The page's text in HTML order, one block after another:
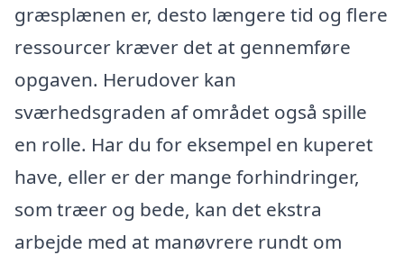
græsplænen er, desto længere tid og flere
ressourcer kræver det at gennemføre
opgaven. Herudover kan
sværhedsgraden af området også spille
en rolle. Har du for eksempel en kuperet
have, eller er der mange forhindringer,
som træer og bede, kan det ekstra
arbejde med at manøvrere rundt om